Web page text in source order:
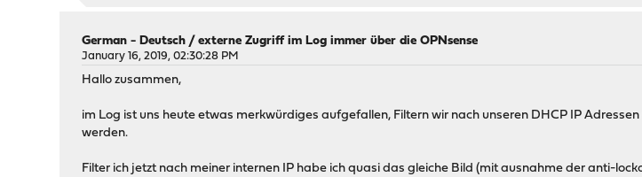
German - Deutsch /externe Zugriff im Log immer über die OPNsense
January 16, 2019, 02:30:28 PM
Hallo zusammen,
im Log ist uns heute etwas merkwürdiges aufgefallen, Filtern wir nach unseren DHCP IP
werden.
Filter ich jetzt nach meiner internen IP habe ich quasi das gleiche Bild (mit ausnahme der anti-